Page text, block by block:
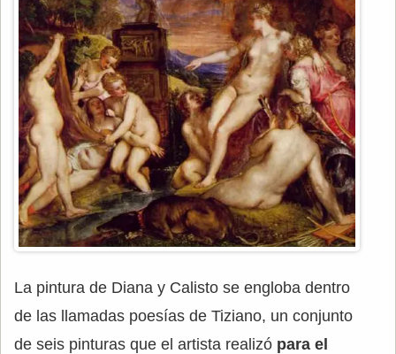
La pintura de Diana y Calisto se engloba dentro
de las llamadas poesías de Tiziano, un conjunto
de seis pinturas que el artista realizó para el